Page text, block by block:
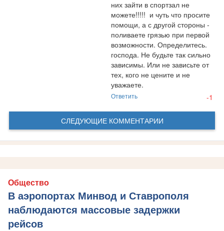
них зайти в спортзал не
можете!!!!!  и чуть что просите
помощи, а с другой стороны -
поливаете грязью при первой
возможности. Определитесь.
господа. Не будьте так сильно
зависимы. Или не зависьте от
тех, кого не цените и не
уважаете.
Ответить -1
СЛЕДУЮЩИЕ КОММЕНТАРИИ
Общество
В аэропортах Минвод и Ставрополя
наблюдаются массовые задержки
рейсов